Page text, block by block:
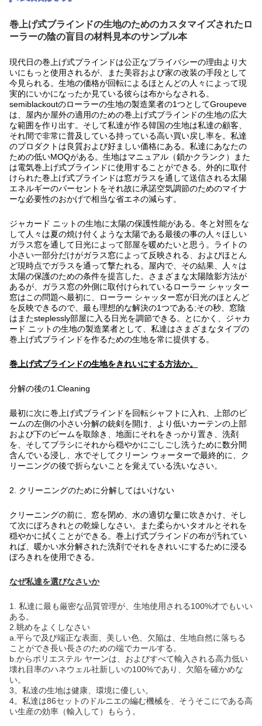
巻上げ式ブラインドの生地のためのカスタマイズされたロ
ーラーの陰の盲目の材料見本のサンプル本
現代日の巻上げ式ブラインドは公正なプライバシーの理由より大
いにもっと使用されるが、また美容および家の改装の手段として
今見られる。生地の価格が回転によるほとんどの人々によって現
実的にいかになったか見ている彼らは布からなされる。
semiblackoutのローラーの生地の製造業者の1つとしてGroupeve
は、屋内か屋外の適用のための巻上げ式ブラインドの生地の広大
な範囲を作り出す。そして私達が作る韓国の生地は私達の顧客、
それ間で非常に普及している持っている高い買い戻し率を。私達
のプロダクトは良質および好ましい価格にある。私達にあなたの
ための低いMOQがある。生地はマニュアル（鎖かクランク）また
は電気巻上げ式ブラインドに使用することができる。外的に取付
けられた巻上げ式ブラインドは窓ガラスを通して送信される太陽
エネルギーのパーセントをそれ故に承諾空気調節のためのマイナ
ーな必要性のおかげで相当な省エネの減らす。
ジャカード ニットの生地に太陽の保護性能がある。冬と対照をな
して人々は夏の焼け付くような太陽である最後の事の人々ほしい
ガラス窓を通して日光によって部屋を暖めたいと思う。ライトの
小さい一部分だけがガラス窓によって反映される、およびほとん
ど現時点でガラスを通って撃たれる。屋内で、その結果、人々は
太陽の保護のための条件を提言した。さまざまな太陽陰影方法が
あるが、ガラス窓の外側に取付けられているローラー シャッター
窓はこの問題へ最初に、ローラー シャッター窓が日光のほとんど
を反映できるので、最も理想的な解決の1つである;その秒、窓陰
はまたsteplessly部屋に入る日光を調節できる。とにかく、ジャカ
ード ニットの生地の製造業者として、私達はさまざまなタイプの
巻上げ式ブラインドを作るための生地を常に提供する。
巻上げ式ブラインドの生地をきれいにする方法か。
分解の後の1.Cleaning
最初に次に巻上げ式ブラインドを回転シャフトに入れ、上部のビ
ームの左側の小さい分解の銃剣を開け、より低いカーテンの上部
および下のビームを取除き、地面にそれをきっかり置き、洗剤
を、そしてブラシにそれから穏やかにごしごし洗うために数分間
含んでいる浸し、水でそしてクリーン ウォーターで最終的に、ク
リーニングの後で折らないことを覚えている洗いなさい。
2. クリーニングのために分解してはいけない
クリーニングの前に、窓を閉め、水の適切な量に吹きかけ、そし
て次にぼろきれとの乾燥しなさい。また柔らかいタオルとそれを
穏やかに拭くことができる。巻上げ式ブラインドの布が汚れてい
れば、暖かい水分解された洗剤でそれをきれいにするために浸る
ぼろきれを使用できる。
なぜ私達を選びなさいか
1. 私達に最も厳密な品質管理が、生地使用される100%才でもいい
ある。
2.眺めをよくしなさい
a.平らで及び端正な表面、美しい色、欠陥は、生地自然に落ちる
ことができ長い長さのための端でカールする。
b.からポリエステル ヤーンは、およびすべて輸入される高力低い
壊れ目率のハネウェル社新しいの100%であり、欠陥を確かめな
い。
3。私達の生地は健康、環境に優しい。
4。私達は86セットのドルニエの編む機械を、そうそこにである高
い生産の効率（輸入して）もらう。